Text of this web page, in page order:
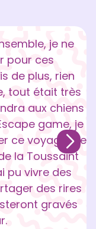
je ne
pour ces
de plus, rien
tout était très
aux chiens
game, je
ce voyage. Ce
la Toussaint
pu vivre des
des rires
gravés